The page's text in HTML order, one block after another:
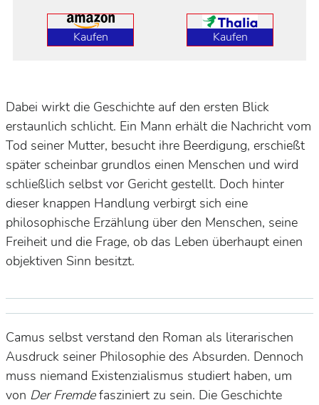
Kaufen Kaufen
Dabei wirkt die Geschichte auf den ersten Blick
erstaunlich schlicht. Ein Mann erhält die Nachricht vom
Tod seiner Mutter, besucht ihre Beerdigung, erschießt
später scheinbar grundlos einen Menschen und wird
schließlich selbst vor Gericht gestellt. Doch hinter
dieser knappen Handlung verbirgt sich eine
philosophische Erzählung über den Menschen, seine
Freiheit und die Frage, ob das Leben überhaupt einen
objektiven Sinn besitzt.
Camus selbst verstand den Roman als literarischen
Ausdruck seiner Philosophie des Absurden. Dennoch
muss niemand Existenzialismus studiert haben, um
von Der Fremdefasziniert zu sein. Die Geschichte